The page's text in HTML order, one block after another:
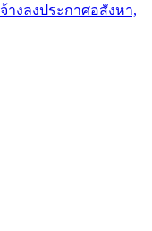
งลงประกาศอสังหา,